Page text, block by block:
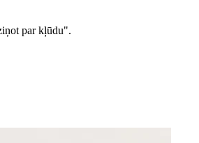
par kļūdu".